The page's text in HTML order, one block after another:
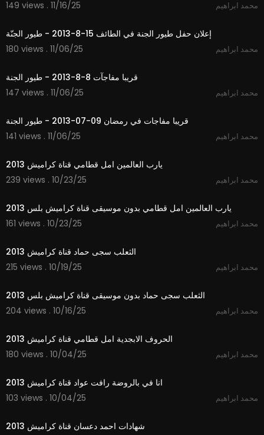
149 views . 11/16/25
محمد ابراهيم
إعلان حفل طيور الجنة في الطائف 15-8-2013 - طيور الجنّة
180 views . 11/06/25
محمد ابراهيم
قريبا مفاجآت 8-8-2013 - طيور الجنة
147 views . 11/06/25
محمد ابراهيم
قريبا مفاجات في رمضان 09-07-2013 - طيور الجنة
141 views . 11/06/25
محمد ابراهيم
يارب العالمين امل قطامي قناة كراميش 2013
239 views . 10/23/25
محمد ابراهيم
يارب العالمين امل قطامي بدون موسيقى قناة كراميش بلس 2013
161 views . 10/23/25
محمد ابراهيم
الثعلب سجى حماد قناة كراميش 2013
215 views . 10/19/25
محمد ابراهيم
الثعلب سجى حماد بدون موسيقى قناة كراميش بلس 2013
204 views . 10/16/25
محمد ابراهيم
الحروف الابجدية امل قطامي قناة كراميش 2013
180 views . 10/04/25
محمد ابراهيم
انا في بالروضة رافت عواد قناة كراميش 2013
103 views . 10/04/25
محمد ابراهيم
شهادات احمد دعسان قناة كراميش 2013